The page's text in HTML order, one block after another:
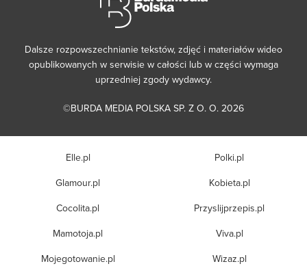
Dalsze rozpowszechnianie tekstów, zdjęć i materiałów wideo
opublikowanych w serwisie w całości lub w części wymaga
uprzedniej zgody wydawcy.
©BURDA MEDIA POLSKA SP. Z O. O. 2026
Elle.pl
Glamour.pl
Cocolita.pl
Mamotoja.pl
Mojegotowanie.pl
Polki.pl
Kobieta.pl
Przyslijprzepis.pl
Viva.pl
Wizaz.pl